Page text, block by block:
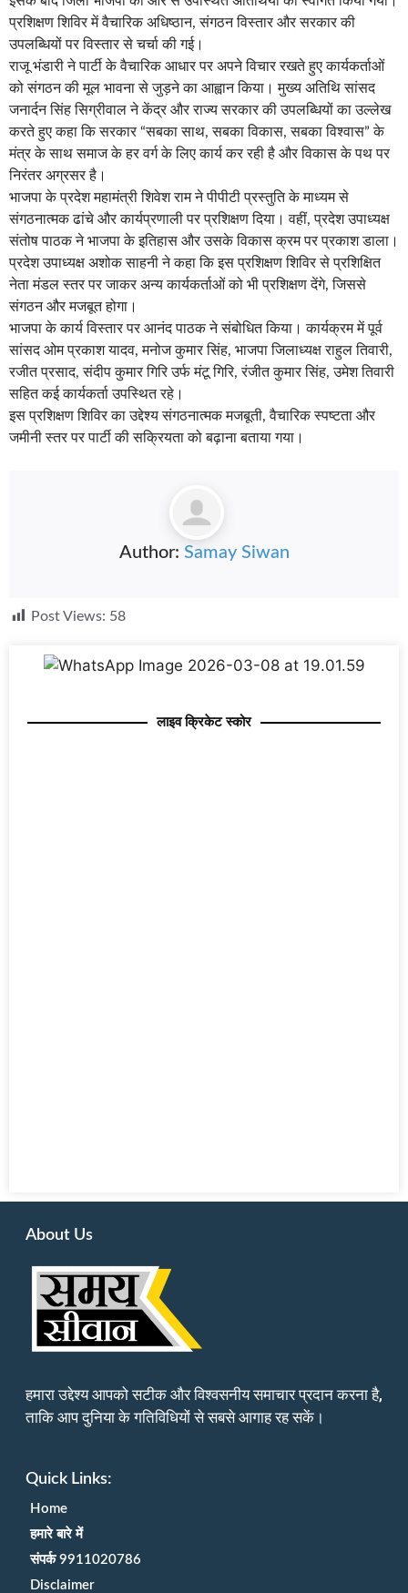
प्रशिक्षण शिविर में वैचारिक अधिष्ठान, संगठन विस्तार और सरकार की
उपलब्धियों पर विस्तार से चर्चा की गई।
राजू भंडारी ने पार्टी के वैचारिक आधार पर अपने विचार रखते हुए कार्यकर्ताओं
को संगठन की मूल भावना से जुड़ने का आह्वान किया। मुख्य अतिथि सांसद
जनार्दन सिंह सिग्रीवाल ने केंद्र और राज्य सरकार की उपलब्धियों का उल्लेख
करते हुए कहा कि सरकार “सबका साथ, सबका विकास, सबका विश्वास” के
मंत्र के साथ समाज के हर वर्ग के लिए कार्य कर रही है और विकास के पथ पर
निरंतर अग्रसर है।
भाजपा के प्रदेश महामंत्री शिवेश राम ने पीपीटी प्रस्तुति के माध्यम से
संगठनात्मक ढांचे और कार्यप्रणाली पर प्रशिक्षण दिया। वहीं, प्रदेश उपाध्यक्ष
संतोष पाठक ने भाजपा के इतिहास और उसके विकास क्रम पर प्रकाश डाला।
प्रदेश उपाध्यक्ष अशोक साहनी ने कहा कि इस प्रशिक्षण शिविर से प्रशिक्षित
नेता मंडल स्तर पर जाकर अन्य कार्यकर्ताओं को भी प्रशिक्षण देंगे, जिससे
संगठन और मजबूत होगा।
भाजपा के कार्य विस्तार पर आनंद पाठक ने संबोधित किया। कार्यक्रम में पूर्व
सांसद ओम प्रकाश यादव, मनोज कुमार सिंह, भाजपा जिलाध्यक्ष राहुल तिवारी,
रजीत प्रसाद, संदीप कुमार गिरि उर्फ मंटू गिरि, रंजीत कुमार सिंह, उमेश तिवारी
सहित कई कार्यकर्ता उपस्थित रहे।
इस प्रशिक्षण शिविर का उद्देश्य संगठनात्मक मजबूती, वैचारिक स्पष्टता और
जमीनी स्तर पर पार्टी की सक्रियता को बढ़ाना बताया गया।
Author: Samay Siwan
Post Views: 58
लाइव क्रिकेट स्कोर
About Us
हमारा उद्देश्य आपको सटीक और विश्वसनीय समाचार प्रदान करना है,
ताकि आप दुनिया के गतिविधियों से सबसे आगाह रह सकें।
Quick Links:
Home
हमारे बारे में
संपर्क 9911020786
Disclaimer